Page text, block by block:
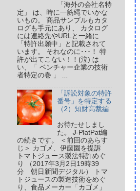
「海外の会社名特
定」 は、時に一筋縄でいかな
いもの。 商品サンプルもカタ
ログも手元にあり、 カタログ
には連絡先やURLと一緒に
「特許出願中」と記載されて
います。 それなのに･･･！ 特
許が出てこない！！(泣) は
い、「 ベンチャー企業の技術
者特定の巻 」 ...
「訴訟対象の特許
番号」を特定する
（2）知財高裁編
お待たせしまし
た。 J-PlatPat編
の続きです。 ＜前回のあらす
じ＞ カゴメ、伊藤園を提訴
トマトジュース製法特許めぐ
り （2017年3月2日19時39
分 朝日新聞デジタル） トマ
トジュースの製造技術をめぐ
り、食品メーカー「カゴメ」